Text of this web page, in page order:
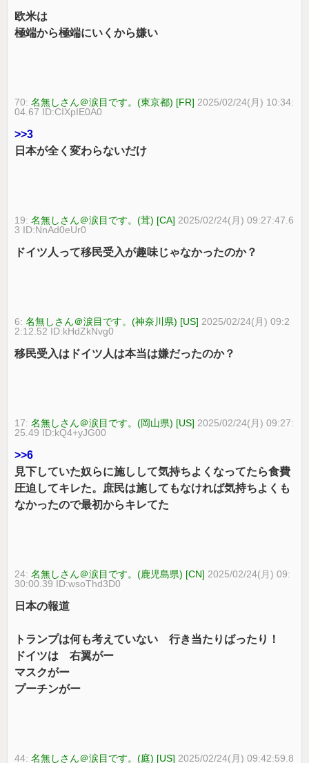
欧米は
極端から極端にいくから嫌い
70:名無しさん＠涙目です。(東京都) [FR] 2025/02/24(月) 10:34:
04.67 ID:CIXpIE0A0
>>3
日本が全く変わらないだけ
19:名無しさん＠涙目です。(茸) [CA] 2025/02/24(月) 09:27:47.6
3 ID:NnAd0eUr0
ドイツ人って移民受入が趣味じゃなかったのか？
6:名無しさん＠涙目です。(神奈川県) [US] 2025/02/24(月) 09:2
2:12.52 ID:kHdZkNvg0
移民受入はドイツ人は本当は嫌だったのか？
17:名無しさん＠涙目です。(岡山県) [US] 2025/02/24(月) 09:27:
25.49 ID:kQ4+yJG00
>>6
見下していた奴らに施しして気持ちよくなってたら食費
圧迫してキレた。庶民は施してもなければ気持ちよくも
なかったので最初からキレてた
24:名無しさん＠涙目です。(鹿児島県) [CN] 2025/02/24(月) 09:
30:00.39 ID:wsoThd3D0
日本の報道
トランプは何も考えていない 行き当たりばったり！
ドイツは 右翼がー
マスクがー
プーチンがー
44:名無しさん＠涙目です。(庭) [US] 2025/02/24(月) 09:42:59.8